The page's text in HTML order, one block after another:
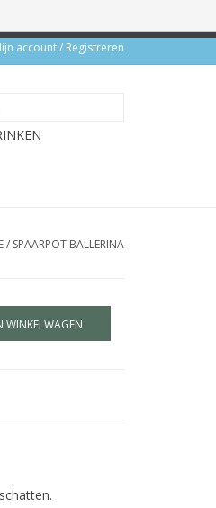
account / Registreren
/ SPAARPOT BALLERINA
WINKELWAGEN